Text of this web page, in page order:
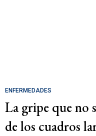
ENFERMEDADES
La gripe que no
de los cuadros